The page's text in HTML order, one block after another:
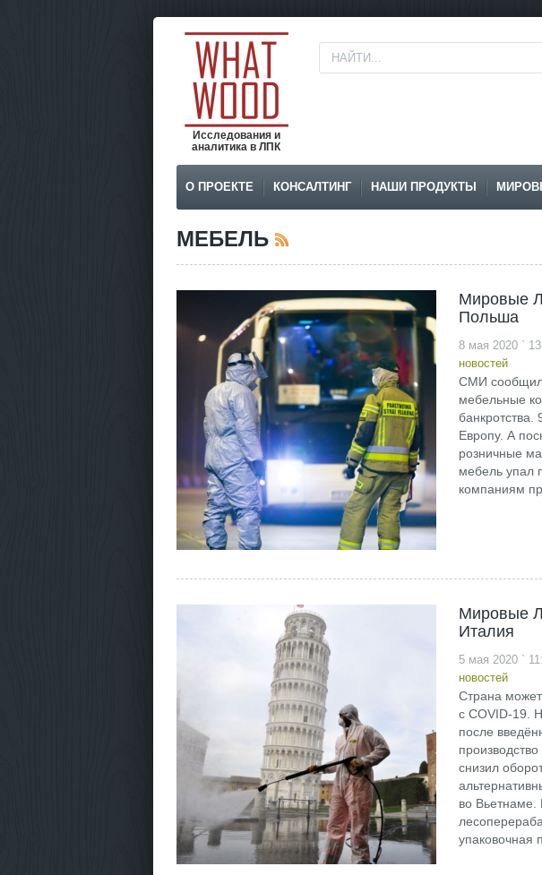
Исследования и
аналитика в ЛПК
О ПРОЕКТЕ КОНСАЛТИНГ НАШИ ПРОДУКТЫ
МЕБЕЛЬ
Мировые
Польша
8 мая 2020 `
новостей
СМИ
мебельные
банкротства.
Европу. А
розничные
мебель упал
компаниям
Мировые
Италия
5 мая 2020 `
новостей
Страна
с COVID-19.
после
снизил
во Вьетнаме.
упаковочная